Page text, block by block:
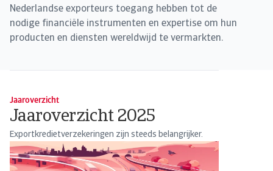
Nederlandse exporteurs toegang hebben tot de
nodige financiële instrumenten en expertise om hun
producten en diensten wereldwijd te vermarkten.
Jaaroverzicht
Jaaroverzicht 2025
Exportkredietverzekeringen zijn steeds belangrijker.